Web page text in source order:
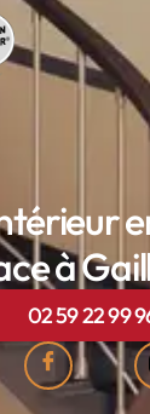
à
02 59 22 99